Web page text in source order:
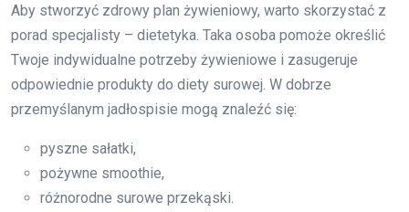
Aby stworzyć zdrowy plan żywieniowy, warto skorzystać z
porad specjalisty – dietetyka. Taka osoba pomoże określić
Twoje indywidualne potrzeby żywieniowe i zasugeruje
odpowiednie produkty do diety surowej. W dobrze
przemyślanym jadłospisie mogą znaleźć się:
pyszne sałatki,
pożywne smoothie,
różnorodne surowe przekąski.